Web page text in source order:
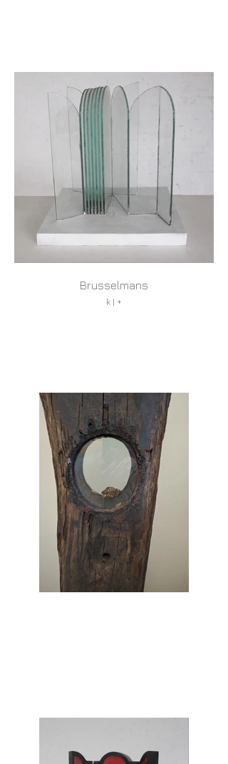
Brusselmans
k | +